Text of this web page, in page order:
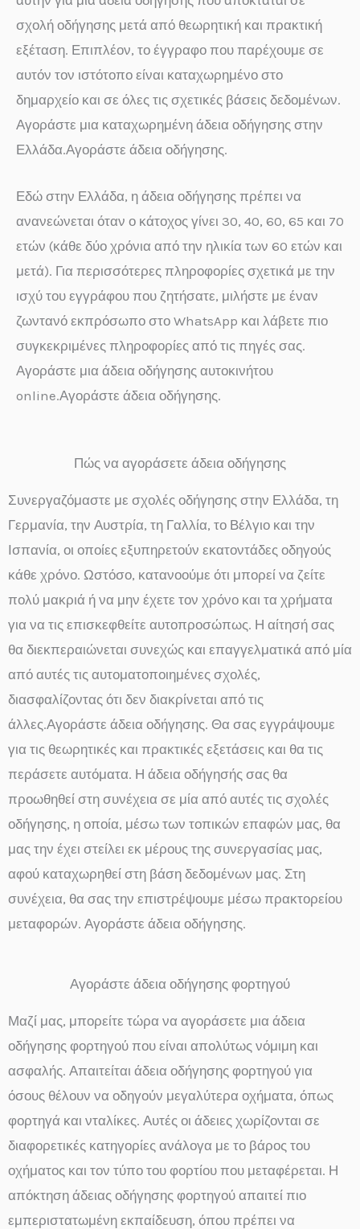
σχολή οδήγησης μετά από θεωρητική και πρακτική
εξέταση. Επιπλέον, το έγγραφο που παρέχουμε σε
αυτόν τον ιστότοπο είναι καταχωρημένο στο
δημαρχείο και σε όλες τις σχετικές βάσεις δεδομένων.
Αγοράστε μια καταχωρημένη άδεια οδήγησης στην
Ελλάδα.Αγοράστε άδεια οδήγησης.
Εδώ στην Ελλάδα, η άδεια οδήγησης πρέπει να
ανανεώνεται όταν ο κάτοχος γίνει 30, 40, 60, 65 και 70
ετών (κάθε δύο χρόνια από την ηλικία των 60 ετών και
μετά). Για περισσότερες πληροφορίες σχετικά με την
ισχύ του εγγράφου που ζητήσατε, μιλήστε με έναν
ζωντανό εκπρόσωπο στο WhatsApp και λάβετε πιο
συγκεκριμένες πληροφορίες από τις πηγές σας.
Αγοράστε μια άδεια οδήγησης αυτοκινήτου
online.Αγοράστε άδεια οδήγησης.
Πώς να αγοράσετε άδεια οδήγησης
Συνεργαζόμαστε με σχολές οδήγησης στην Ελλάδα, τη
Γερμανία, την Αυστρία, τη Γαλλία, το Βέλγιο και την
Ισπανία, οι οποίες εξυπηρετούν εκατοντάδες οδηγούς
κάθε χρόνο. Ωστόσο, κατανοούμε ότι μπορεί να ζείτε
πολύ μακριά ή να μην έχετε τον χρόνο και τα χρήματα
για να τις επισκεφθείτε αυτοπροσώπως. Η αίτησή σας
θα διεκπεραιώνεται συνεχώς και επαγγελματικά από μία
από αυτές τις αυτοματοποιημένες σχολές,
διασφαλίζοντας ότι δεν διακρίνεται από τις
άλλες.Αγοράστε άδεια οδήγησης. Θα σας εγγράψουμε
για τις θεωρητικές και πρακτικές εξετάσεις και θα τις
περάσετε αυτόματα. Η άδεια οδήγησής σας θα
προωθηθεί στη συνέχεια σε μία από αυτές τις σχολές
οδήγησης, η οποία, μέσω των τοπικών επαφών μας, θα
μας την έχει στείλει εκ μέρους της συνεργασίας μας,
αφού καταχωρηθεί στη βάση δεδομένων μας. Στη
συνέχεια, θα σας την επιστρέψουμε μέσω πρακτορείου
μεταφορών. Αγοράστε άδεια οδήγησης.
Αγοράστε άδεια οδήγησης φορτηγού
Μαζί μας, μπορείτε τώρα να αγοράσετε μια άδεια
οδήγησης φορτηγού που είναι απολύτως νόμιμη και
ασφαλής. Απαιτείται άδεια οδήγησης φορτηγού για
όσους θέλουν να οδηγούν μεγαλύτερα οχήματα, όπως
φορτηγά και νταλίκες. Αυτές οι άδειες χωρίζονται σε
διαφορετικές κατηγορίες ανάλογα με το βάρος του
οχήματος και τον τύπο του φορτίου που μεταφέρεται. Η
απόκτηση άδειας οδήγησης φορτηγού απαιτεί πιο
εμπεριστατωμένη εκπαίδευση, όπου πρέπει να